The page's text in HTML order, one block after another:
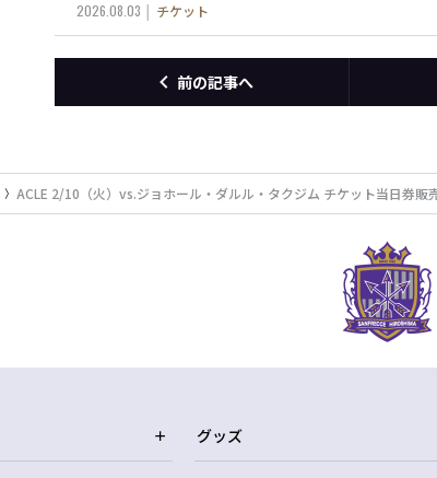
2026.08.03 チケット
前の記事へ
ACLE 2/10（火）vs.ジョホール・ダルル・タクジム チケット当日券販
グッズ